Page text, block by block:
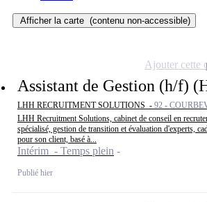
Afficher la carte (contenu non-accessible)
Assistant de Gestion (h/f)
LHH RECRUITMENT SOLUTIONS - 92 -
LHH Recruitment Solutions, cabinet de conseil en
spécialisé, gestion de transition et évaluation d'experts,
pour son client, basé à...
Intérim - Temps plein
Publié hier
Ajouter cette